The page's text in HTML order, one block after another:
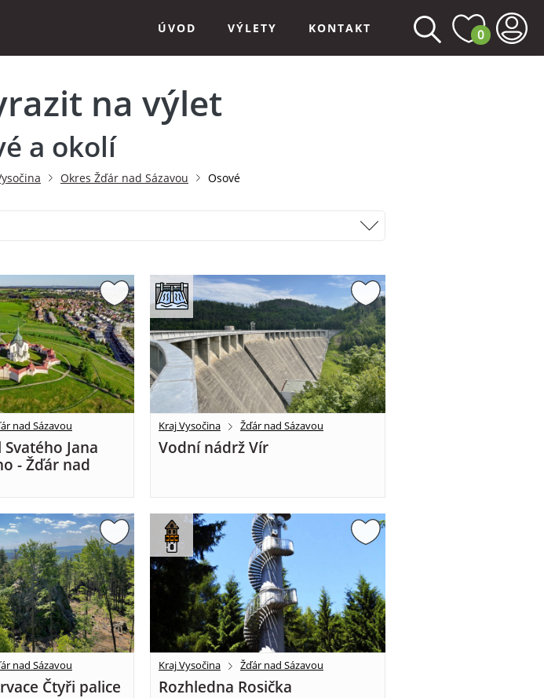
ÚVOD VÝLETY KONTAKT 0
na výlet
a okolí
Okres Žďár nad Sázavou Osové
nad Sázavou
Jana
- Žďár nad
Kraj Vysočina Žďár nad Sázavou
Vodní nádrž Vír
nad Sázavou
Čtyři palice
Kraj Vysočina Žďár nad Sázavou
Rozhledna Rosička